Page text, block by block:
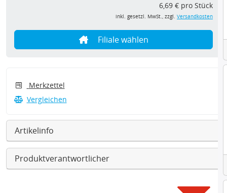
6,69 € pro Stück
inkl. gesetzl. MwSt., zzgl. Versandkosten
Filiale wählen
Merkzettel
Vergleichen
Artikelinfo
Produktverantwortlicher